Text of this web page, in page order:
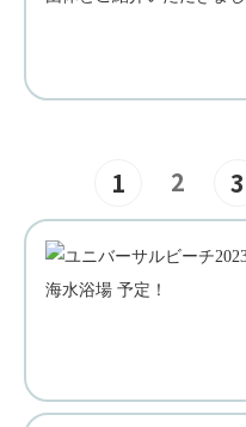
1 2 3